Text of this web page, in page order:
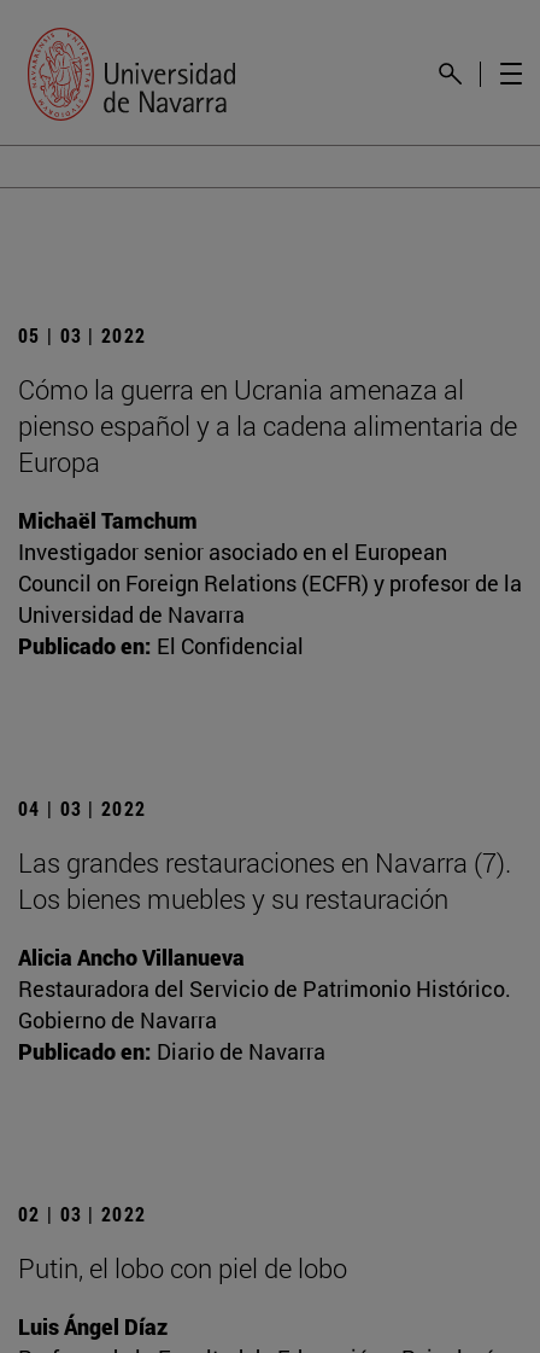
05 | 03 | 2022
Cómo la guerra en Ucrania amenaza al
pienso español y a la cadena alimentaria de
Europa
Michaël Tamchum
Investigador senior asociado en el European
Council on Foreign Relations (ECFR) y profesor de la
Universidad de Navarra
Publicado en: El Confidencial
04 | 03 | 2022
Las grandes restauraciones en Navarra (7).
Los bienes muebles y su restauración
Alicia Ancho Villanueva
Restauradora del Servicio de Patrimonio Histórico.
Gobierno de Navarra
Publicado en: Diario de Navarra
02 | 03 | 2022
Putin, el lobo con piel de lobo
Luis Ángel Díaz